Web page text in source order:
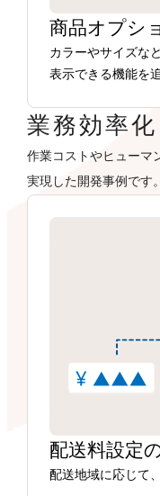
商品オプシ
カラーやサイズな
表示できる機能を
業務効率化
作業コストやヒューマ
実現した開発事例です。
配送料設定
配送地域に応じて